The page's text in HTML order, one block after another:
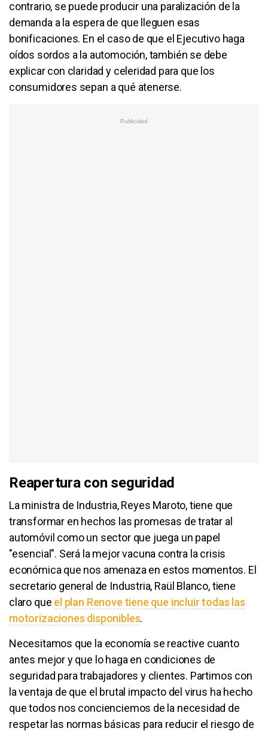
contrario, se puede producir una paralización de la
demanda a la espera de que lleguen esas
bonificaciones. En el caso de que el Ejecutivo haga
oídos sordos a la automoción, también se debe
explicar con claridad y celeridad para que los
consumidores sepan a qué atenerse.
Reapertura con seguridad
La ministra de Industria, Reyes Maroto, tiene que
transformar en hechos las promesas de tratar al
automóvil como un sector que juega un papel
"esencial". Será la mejor vacuna contra la crisis
económica que nos amenaza en estos momentos. El
secretario general de Industria, Raül Blanco, tiene
claro que el plan Renove tiene que incluir todas las
motorizaciones disponibles.
Necesitamos que la economía se reactive cuanto
antes mejor y que lo haga en condiciones de
seguridad para trabajadores y clientes. Partimos con
la ventaja de que el brutal impacto del virus ha hecho
que todos nos concienciemos de la necesidad de
respetar las normas básicas para reducir el riesgo de